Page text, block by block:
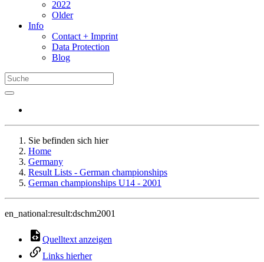
2022
Older
Info
Contact + Imprint
Data Protection
Blog
Sie befinden sich hier
Home
Germany
Result Lists - German championships
German championships U14 - 2001
en_national:result:dschm2001
Quelltext anzeigen
Links hierher